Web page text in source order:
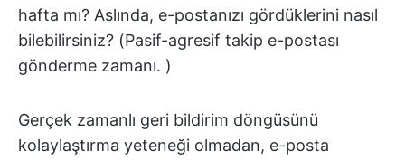
hafta mı? Aslında, e-postanızı gördüklerini nasıl
bilebilirsiniz? (Pasif-agresif takip e-postası
gönderme zamanı. )
Gerçek zamanlı geri bildirim döngüsünü
kolaylaştırma yeteneği olmadan, e-posta